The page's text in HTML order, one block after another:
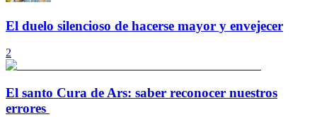
El duelo silencioso de hacerse mayor y envejecer
2
El santo Cura de Ars: saber reconocer nuestros
errores